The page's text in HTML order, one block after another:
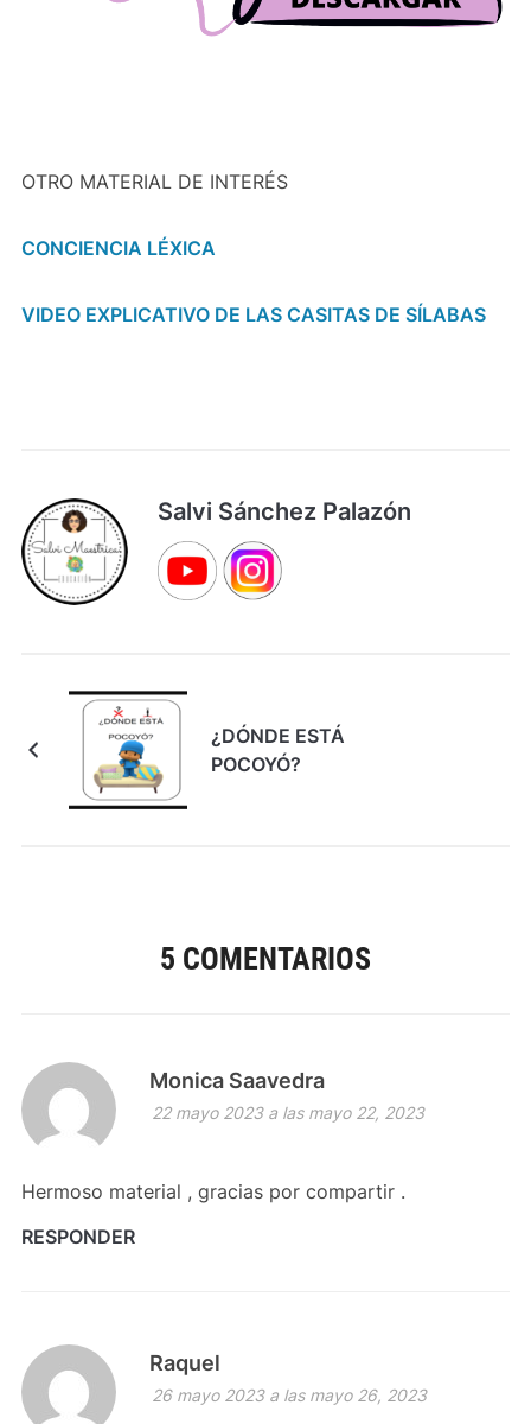
OTRO MATERIAL DE INTERÉS
CONCIENCIA LÉXICA
VIDEO EXPLICATIVO DE LAS CASITAS DE SÍLABAS
Salvi Sánchez Palazón
¿DÓNDE ESTÁ
POCOYÓ?
5 COMENTARIOS
Monica Saavedra
22 mayo 2023 a las mayo 22, 2023
Hermoso material , gracias por compartir .
RESPONDER
Raquel
26 mayo 2023 a las mayo 26, 2023